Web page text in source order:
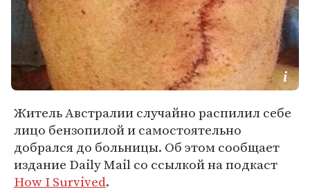
Житель Австралии случайно распилил себе
лицо бензопилой и самостоятельно
добрался до больницы. Об этом сообщает
издание Daily Mail со ссылкой на подкаст
How I Survived.